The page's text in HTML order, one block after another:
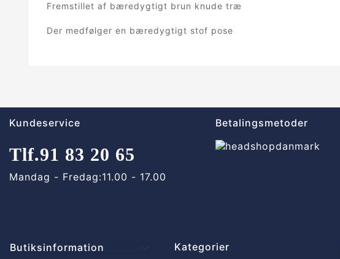
Fremstillet af bæredygtigt brun knude træ
Der medfølger en bæredygtigt stof pose
Kundeservice
Tlf.91 83 20 65
Mandag - Fredag:11.00 - 17.00
Betalingsmetoder
Butiksinformation Kategorier